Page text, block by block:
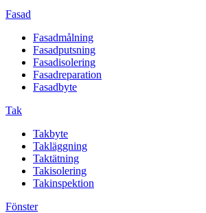
Fasad
Fasadmålning
Fasadputsning
Fasadisolering
Fasadreparation
Fasadbyte
Tak
Takbyte
Takläggning
Taktätning
Takisolering
Takinspektion
Fönster